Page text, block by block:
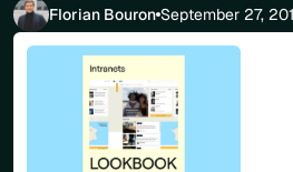
Florian Bouron September 27,